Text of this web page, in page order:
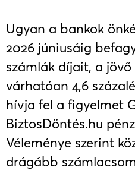
Ugyan a bankok
2026 júniusáig
számlák díjait, a
várhatóan 4,6
hívja fel a figyelmet
BiztosDöntés.hu
Véleménye szerint
drágább